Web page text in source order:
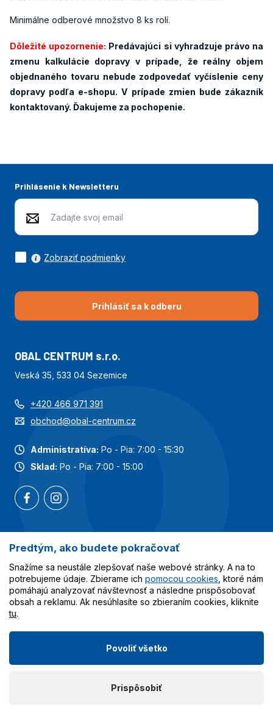
Minimálne odberové množstvo 8 ks rolí.
Dôležité upozornenie: Predávajúci si vyhradzuje právo na
zmenu kalkulácie dopravy v prípade, že reálny objem
objednaného tovaru nebude zodpovedať vyčíslenie ceny
dopravy podľa e-shopu. V prípade zmien bude zákazník
kontaktovaný. Ďakujeme za pochopenie.
Prihlásenie k Newsletteru
Prihlásiť sa k odberu
Zobraziť podmienky
OBAL CENTRUM s.r.o.
Veská 35, 533 04 Sezemice
+420 466 971 391
obchod@obal-centrum.cz
Administratíva: Po - Pia: 7:00 - 15:30
Sklad: Po - Pia: 7:00 - 15:00
Najobľúbenejšie kategórie
Služby
Všetko o nákupe
© 2023-2026 Obalcentrum.cz. Všetky práva vyhradené.
Predtým, ako budete pokračovať
Snažíme sa neustále zlepšovať naše webové stránky. A na to
potrebujeme údaje. Zbierame ich pomocou cookies , ktoré nám
pomáhajú analyzovať návštevnosť a následne prispôsobovať
obsah a reklamu. Ak nesúhlasíte so zbieraním cookies, kliknite
tu.
Prispôsobiť
Povoliť všetko